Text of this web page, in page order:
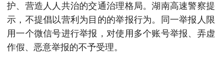
护、营造人人共治的交通治理格局。湖南高速警察提
示，不提倡以营利为目的的举报行为。同一举报人限
用一个微信号进行举报，对使用多个账号举报、弄虚
作假、恶意举报的不予受理。